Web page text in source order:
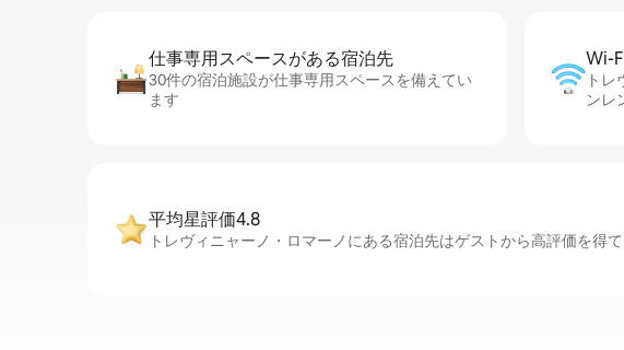
仕事専用ス⁠ペ⁠ー⁠スがあ⁠る宿⁠泊⁠先
30件の宿泊施設が仕事専用スペースを備えてい
ます
Wi-
ト
ンレ
平均星評価4.8
トレヴィニャーノ・ロマーノにある宿泊先はゲストから高評価を得